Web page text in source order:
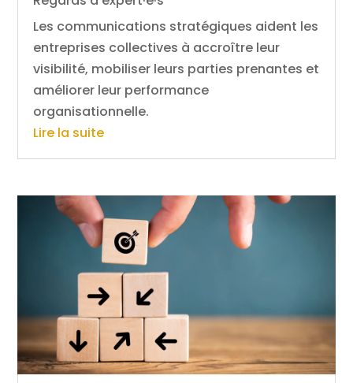
Les communications stratégiques aident les
entreprises collectives à accroître leur
visibilité, mobiliser leurs parties prenantes et
améliorer leur performance
organisationnelle.
Lire la suite